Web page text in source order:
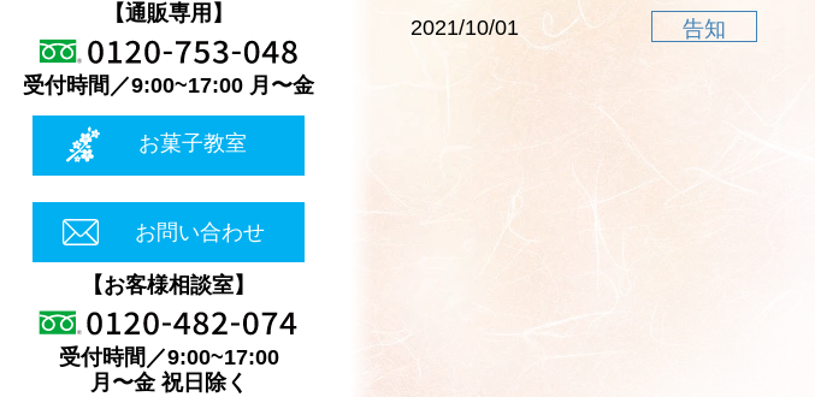
【通販専用】
受付時間／9:00~17:00 月〜金
お菓子教室
お問い合わせ
【お客様相談室】
受付時間／9:00~17:00
月〜金 祝日除く
2021/10/01 告知